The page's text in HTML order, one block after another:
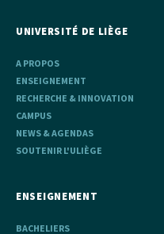
UNIVERSITÉ DE LIÈGE
A PROPOS
ENSEIGNEMENT
RECHERCHE & INNOVATION
CAMPUS
NEWS & AGENDAS
SOUTENIR L'ULIÈGE
ENSEIGNEMENT
BACHELIERS